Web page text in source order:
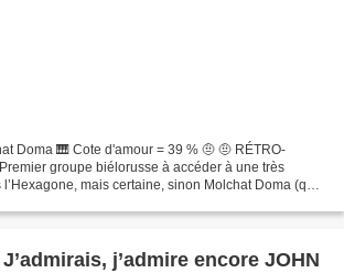
Doma 🎹 Cote d'amour = 39 % 🤨 🤨 RÉTRO-
groupe biélorusse à accéder à une très
mais certaine, sinon Molchat Doma (qui
j’admire encore JOHN